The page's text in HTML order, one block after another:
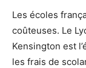
Les écoles
coûteuses. Le
Kensington est
les frais de